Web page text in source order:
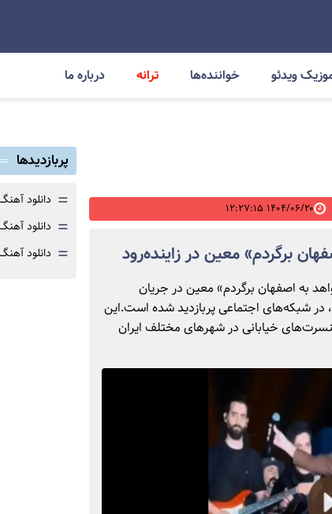
ویدئو خواننده‌ها ترانه درباره ما
۱۴۰۴/۰۶/۲۰ ۱۲:۲۷:۱۵
برگردم» معین در زاینده‌رود
به اصفهان برگردم» معین در جریان
شبکه‌های اجتماعی پربازدید شده است.این
در ادامه کنسرت‌های خیابانی در شهرهای مختلف ایران
پربازدیدها
= دانلود
= دانلود
= دانلود